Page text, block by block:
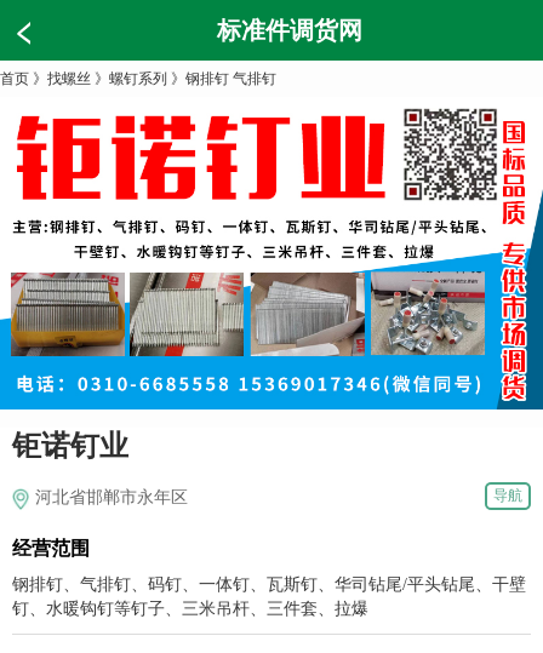
标准件调货网
首页 》 找螺丝 》 螺钉系列 》 钢排钉 气排钉
钜诺钉业
河北省邯郸市永年区 导航
经营范围
钢排钉、气排钉、码钉、一体钉、瓦斯钉、华司钻尾/平头钻尾、干壁
钉、水暖钩钉等钉子、三米吊杆、三件套、拉爆